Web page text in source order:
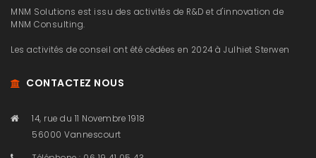
MNM Solutions est issu des activités de R&D et d'innovation de
MNM Consulting.
Les activités de conseil ont été cédées en 2024 à Julhiet Sterwen
CONTACTEZ NOUS
14, rue du 11 Novembre 1918
56000 Vannescourt